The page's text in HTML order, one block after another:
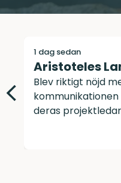
3 veckor sedan
Annelie
Vi är så nöjda
vår lägenhet.
resultat!! Roger